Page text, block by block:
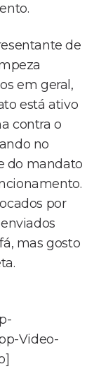
de
em geral,
está ativo
contra o
no
do mandato
por
mas gosto
Video-